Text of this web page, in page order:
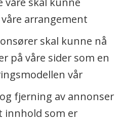
arrangement
skal kunne nå
på våre sider som en
vår
fjerning av annonser
innhold som er